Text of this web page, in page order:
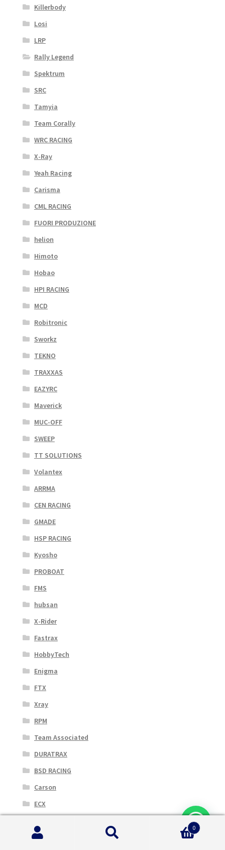
Killerbody
Losi
LRP
Rally Legend
Spektrum
SRC
Tamyia
Team Corally
WRC RACING
X-Ray
Yeah Racing
Carisma
CML RACING
FUORI PRODUZIONE
helion
Himoto
Hobao
HPI RACING
MCD
Robitronic
Sworkz
TEKNO
TRAXXAS
EAZYRC
Maverick
MUC-OFF
SWEEP
TT SOLUTIONS
Volantex
ARRMA
CEN RACING
GMADE
HSP RACING
Kyosho
PROBOAT
FMS
hubsan
X-Rider
Fastrax
HobbyTech
Enigma
FTX
Xray
RPM
Team Associated
DURATRAX
BSD RACING
Carson
ECX
Huina
0